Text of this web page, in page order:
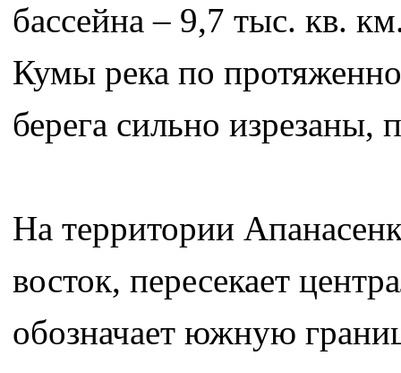
бассейна – 9,7 тыс. кв.
Кумы река по
берега сильно изрезаны,
На территории
восток, пересекает
обозначает южную